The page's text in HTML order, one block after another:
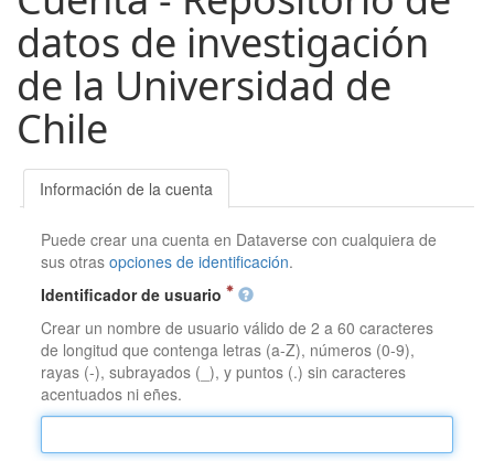
datos de investigación
de la Universidad de
Chile
Información de la cuenta
Puede crear una cuenta en Dataverse con cualquiera de
sus otrasopciones de identificación.
Identificador de usuario
Crear un nombre de usuario válido de 2 a 60 caracteres
de longitud que contenga letras (a-Z), números (0-9),
rayas (-), subrayados (_), y puntos (.) sin caracteres
acentuados ni eñes.